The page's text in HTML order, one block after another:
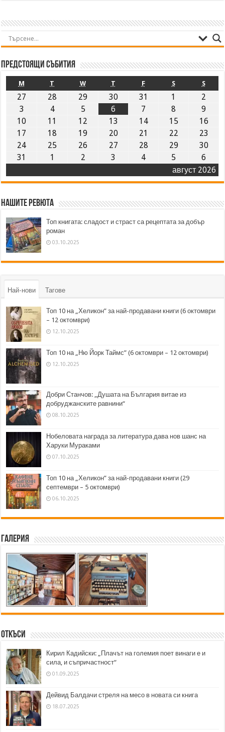
Предстоящи събития
август 2026
M T W T F S S
27 28 29 30 31 1
2
3
4 5 6 7 8
9
10
11 12 13 14 15
16
17
18 19 20 21 22
23
24
25 26 27 28 29
30
31
1 2 3 4 5 6
Нашите ревюта
Топ книгата: сладост и страст са рецептата за добър
роман
03.10.2025
Най-нови Тагове
Топ 10 на „Хеликон” за най-продавани книги (6 октомври
– 12 октомври)
12.10.2025
Топ 10 на „Ню Йорк Таймс” (6 октомври – 12 октомври)
12.10.2025
Добри Станчов: „Душата на България витае из
добруджанските равнини“
08.10.2025
Нобеловата награда за литература дава нов шанс на
Харуки Мураками
07.10.2025
Топ 10 на „Хеликон” за най-продавани книги (29
септември – 5 октомври)
06.10.2025
Галерия
Откъси
Кирил Кадийски: „Плачът на големия поет винаги е и
сила, и съпричастност“
01.09.2025
Дейвид Балдачи стреля на месо в новата си книга
18.07.2025